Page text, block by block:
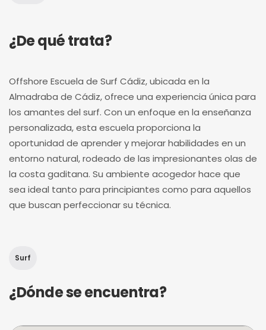
¿De qué trata?
Offshore Escuela de Surf Cádiz, ubicada en la
Almadraba de Cádiz, ofrece una experiencia única para
los amantes del surf. Con un enfoque en la enseñanza
personalizada, esta escuela proporciona la
oportunidad de aprender y mejorar habilidades en un
entorno natural, rodeado de las impresionantes olas de
la costa gaditana. Su ambiente acogedor hace que
sea ideal tanto para principiantes como para aquellos
que buscan perfeccionar su técnica.
Surf
¿Dónde se encuentra?